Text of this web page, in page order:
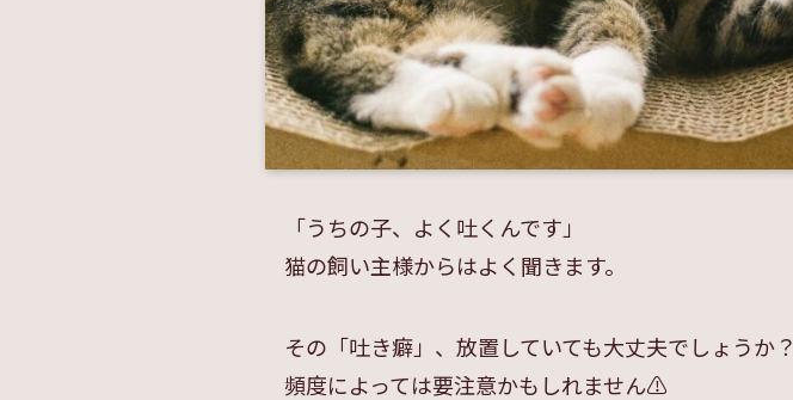
「うちの子、よく吐くんです」
猫の飼い主様からはよく聞きます。
その「吐き癖」、放置していても大丈夫でしょうか？
頻度によっては要注意かもしれません⚠️